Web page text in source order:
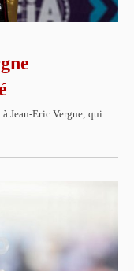
Jean-Eric Vergne, qui